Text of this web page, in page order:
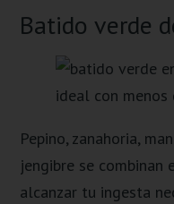
Batido verde
Pepino, zanahoria,
jengibre se
alcanzar tu ingesta